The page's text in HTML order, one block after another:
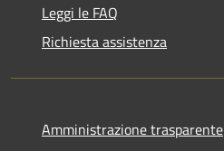
Leggi le FAQ
Richiesta assistenza
Amministrazione trasparente